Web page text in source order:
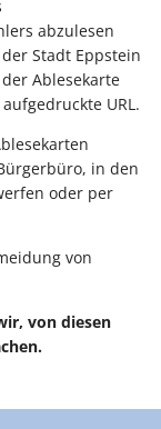
abzulesen
Stadt Eppstein
Ablesekarte
URL.
in den
oder per
von
von diesen